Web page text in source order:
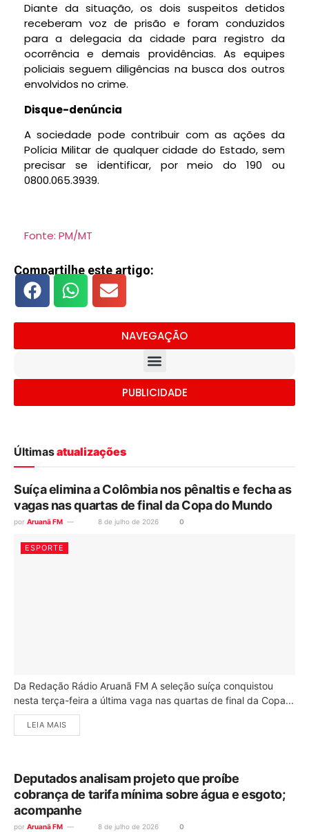
Diante da situação, os dois suspeitos detidos
receberam voz de prisão e foram conduzidos
para a delegacia da cidade para registro da
ocorrência e demais providências. As equipes
policiais seguem diligências na busca dos outros
envolvidos no crime.
Disque-denúncia
A sociedade pode contribuir com as ações da
Polícia Militar de qualquer cidade do Estado, sem
precisar se identificar, por meio do 190 ou
0800.065.3939.
Fonte: PM/MT
Compartilhe este artigo:
NAVEGAÇÃO
PUBLICIDADE
Últimasatualizações
Suíça elimina a Colômbia nos pênaltis e fecha as
vagas nas quartas de final da Copa do Mundo
por Aruanã FM 8 de julho de 2026 0
ESPORTE
Da Redação Rádio Aruanã FM A seleção suíça conquistou
nesta terça-feira a última vaga nas quartas de final da Copa...
LEIA MAIS
Deputados analisam projeto que proíbe
cobrança de tarifa mínima sobre água e esgoto;
acompanhe
por Aruanã FM 8 de julho de 2026 0